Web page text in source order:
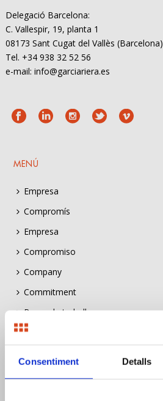
Consentiment Detalls
Delegació Barcelona:
C. Vallespir, 19, planta 1
08173 Sant Cugat del Vallès (Barcelona)
Tel. +34 938 32 52 56
e-mail: info@garciariera.es
MENÚ
Empresa
Compromís
Empresa
Compromiso
Company
Commitment
Borsa de treball
Bolsa de trabajo